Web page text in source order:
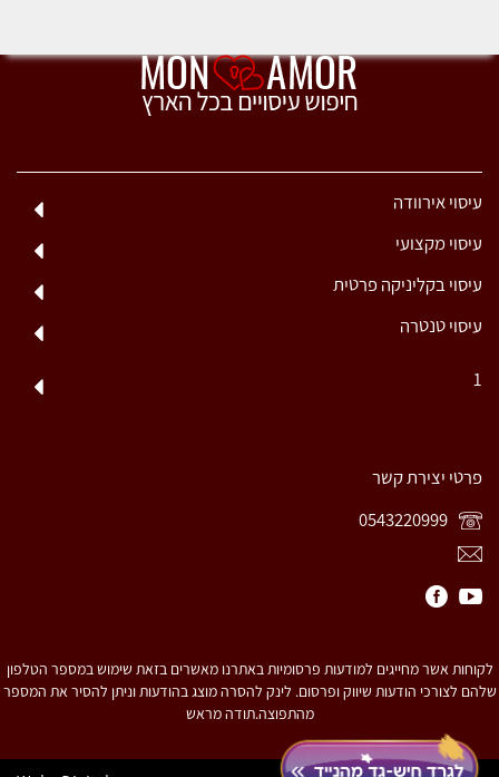
עיסוי אירוודה
עיסוי מקצועי
עיסוי בקליניקה פרטית
עיסוי טנטרה
1
פרטי יצירת קשר
לקוחות אשר מחייגים למודעות פרסומיות באתרנו מאשרים בזאת שימוש במספר הטלפון
שלהם לצורכי הודעות שיווק ופרסום. לינק להסרה מוצג בהודעות וניתן להסיר את המספר
מהתפוצה.תודה מראש